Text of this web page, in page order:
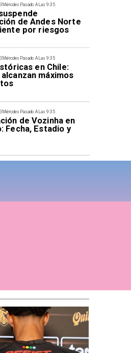
Miércoles Pasado A Las 9:35
de Andes Norte
por riesgos
Miércoles Pasado A Las 9:35
en Chile:
máximos
Miércoles Pasado A Las 9:35
de Vozinha en
Fecha, Estadio y